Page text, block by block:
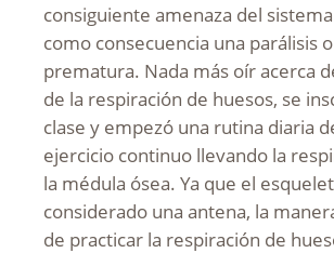
consiguiente amenaza del
como consecuencia una parálisis
prematura. Nada más oír acerca
de la respiración de huesos, se
clase y empezó una rutina diaria
ejercicio continuo llevando la
la médula ósea. Ya que el
considerado una antena, la
de practicar la respiración de